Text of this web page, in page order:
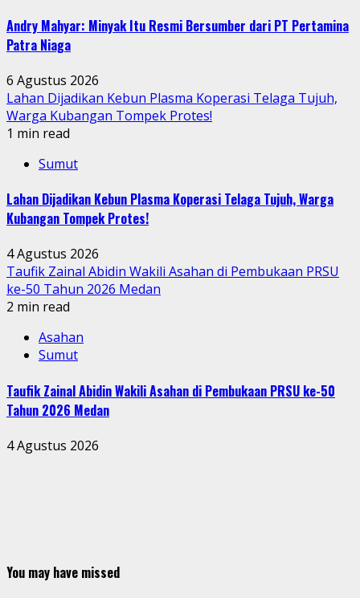
Andry Mahyar: Minyak Itu Resmi Bersumber dari PT Pertamina
Patra Niaga
6 Agustus 2026
Lahan Dijadikan Kebun Plasma Koperasi Telaga Tujuh,
Warga Kubangan Tompek Protes!
1 min read
Sumut
Lahan Dijadikan Kebun Plasma Koperasi Telaga Tujuh, Warga
Kubangan Tompek Protes!
4 Agustus 2026
Taufik Zainal Abidin Wakili Asahan di Pembukaan PRSU
ke-50 Tahun 2026 Medan
2 min read
Asahan
Sumut
Taufik Zainal Abidin Wakili Asahan di Pembukaan PRSU ke-50
Tahun 2026 Medan
4 Agustus 2026
You may have missed